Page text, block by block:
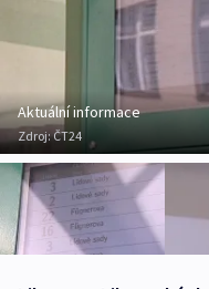
Aktuální informace
Zdroj:ČT24